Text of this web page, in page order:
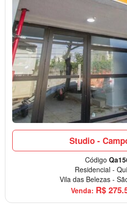
Studio -
Código
Residencial -
Vila das Belezas -
Venda: R$